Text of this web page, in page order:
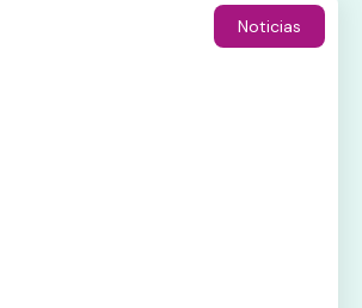
Noticias